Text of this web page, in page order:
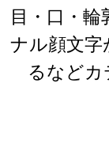
目・口・
ナル顔文
るなど